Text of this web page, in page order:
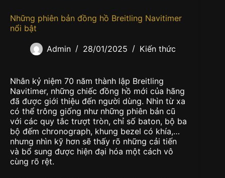
Những phiên bản đồng hồ Breitling Navitimer
nổi bật
Admin 28/01/2025 Kiến thức
Nhân kỷ niệm 70 năm thành lập Breitling
Navitimer, những chiếc đồng hồ mới của hãng
đã được giới thiệu đến người dùng. Nhìn từ xa
có thể trông giống như những phiên bản cũ
với các quy tắc trượt tròn, chỉ số baton, bộ ba
bộ đếm chronograph, khung bezel có khía,…
nhưng nhìn kỹ hơn sẽ thấy rõ những cải tiến
và bổ sung được hiện đại hóa một cách vô
cùng rõ rệt.